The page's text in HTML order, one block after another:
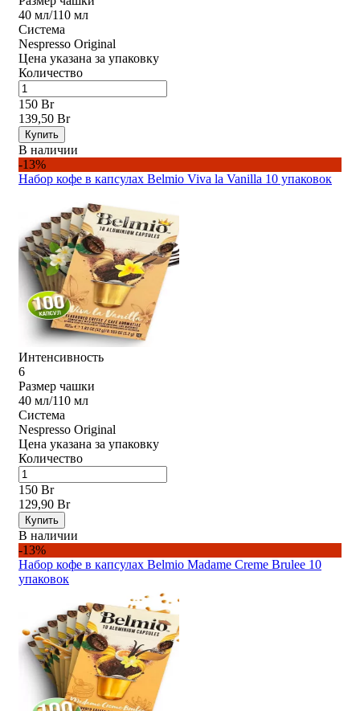
40 мл/110 мл
Система
Nespresso Original
Цена указана за упаковку
Количество
150 Br
139,50 Br
Купить
В наличии
-13%
Набор кофе в капсулах Belmio Viva la Vanilla 10 упаковок
Интенсивность
6
Размер чашки
40 мл/110 мл
Система
Nespresso Original
Цена указана за упаковку
Количество
150 Br
129,90 Br
Купить
В наличии
-13%
Набор кофе в капсулах Belmio Madame Creme Brulee 10
упаковок